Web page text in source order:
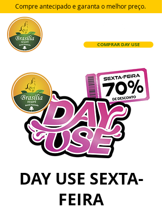
COMPRAR DAY USE
Compre antecipado e garanta o melhor preço.
DAY USE SEXTA-
FEIRA